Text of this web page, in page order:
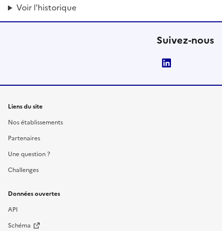
Voir l'historique
Suivez-nous
Liens du site
Nos établissements
Partenaires
Une question ?
Challenges
Données ouvertes
API
Schéma